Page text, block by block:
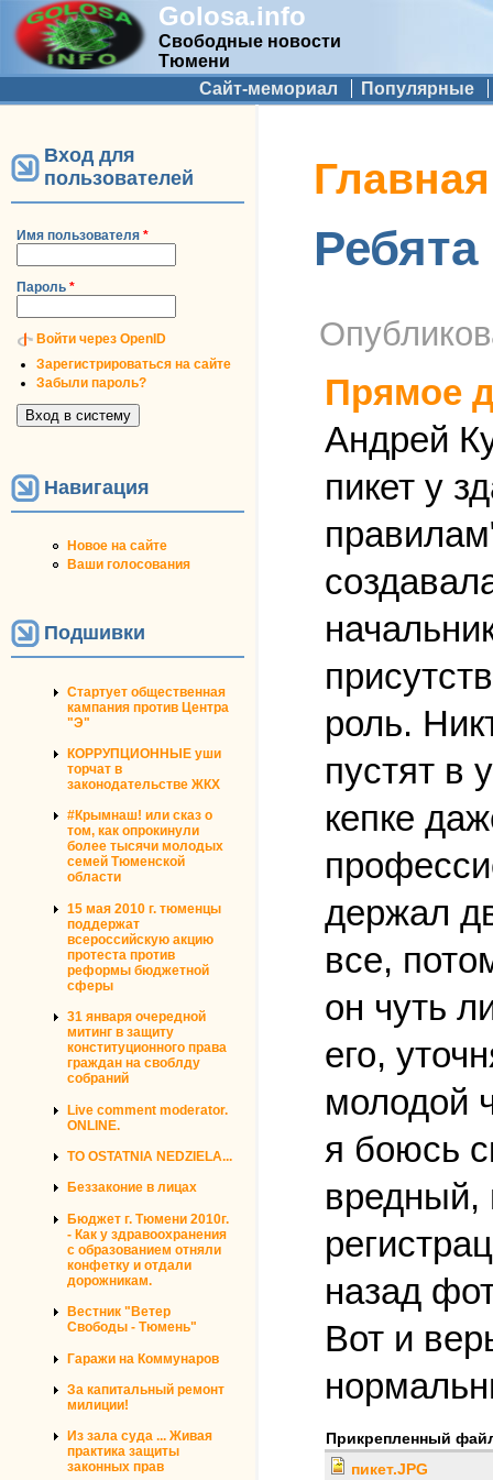
Golosa.info
Свободные новости
Тюмени
Дополнительное меню
Сайт-мемориал Популярные
Вход для
пользователей
Имя пользователя *
Пароль *
Войти через OpenID
Зарегистрироваться на сайте
Забыли пароль?
Навигация
Новое на сайте
Ваши голосования
Подшивки
Стартует общественная
кампания против Центра
"Э"
КОРРУПЦИОННЫЕ уши
торчат в
законодательстве ЖКХ
#Крымнаш! или сказ о
том, как опрокинули
более тысячи молодых
семей Тюменской
области
15 мая 2010 г. тюменцы
поддержат
всероссийскую акцию
протеста против
реформы бюджетной
сферы
31 января очередной
митинг в защиту
конституционного права
граждан на своблду
собраний
Live comment moderator.
ONLINE.
TO OSTATNIA NEDZIELA...
Беззаконие в лицах
Бюджет г. Тюмени 2010г.
- Как у здравоохранения
с образованием отняли
конфетку и отдали
дорожникам.
Вестник "Ветер
Свободы - Тюмень"
Гаражи на Коммунаров
За капитальный ремонт
милиции!
Из зала суда ... Живая
практика защиты
законных прав
Вы здесь
Главная
Прямое
Андрей
пикет у
роль.
пустят в
кепке
держал
все,
он чуть
его,
молодой
я боюсь
вредный,
назад
Вот и
Прикрепленный
пикет.JPG